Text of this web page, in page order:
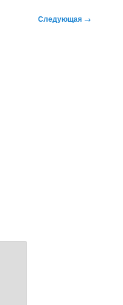
Следующая →